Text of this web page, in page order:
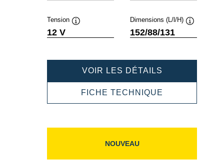
Tension
12 V
Dimensions (L/l/H)
152/88/131
VOIR LES DÉTAILS
510012015
FICHE TECHNIQUE
NOUVEAU